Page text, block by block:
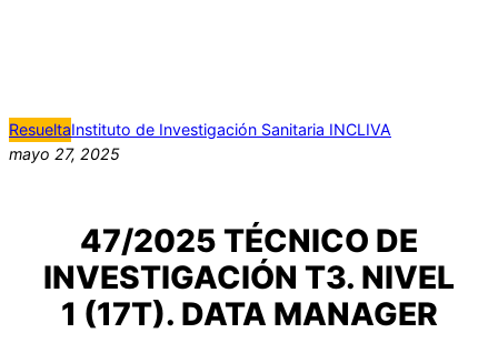
ResueltaInstituto de Investigación Sanitaria INCLIVA
mayo 27, 2025
47/2025 TÉCNICO DE
INVESTIGACIÓN T3. NIVEL
1 (17T). DATA MANAGER